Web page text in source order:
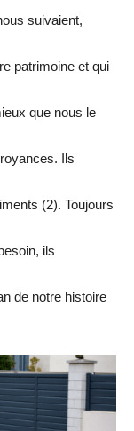
suivaient,
patrimoine et qui
que nous le
Ils
(2). Toujours
ils
de notre histoire